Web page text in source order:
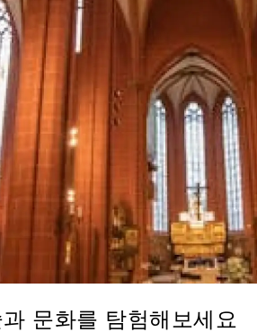
문화를 탐험해보세요